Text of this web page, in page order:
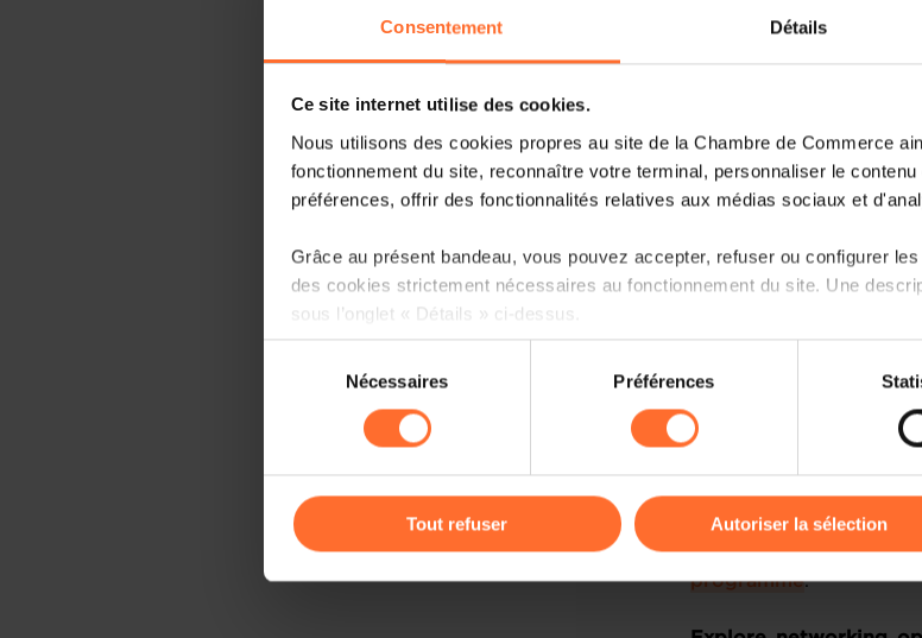
Consentement Détails
Ce site internet utilise des cookies.
Nous utilisons des cookies propres au site de la Chambre de Commerce
fonctionnement du site, reconnaître votre terminal, personnaliser le
préférences, offrir des fonctionnalités relatives aux médias sociaux et
Grâce au présent bandeau, vous pouvez accepter, refuser ou configurer
des cookies strictement nécessaires au fonctionnement du site. Une
sous l’onglet « Détails » ci-dessus.
Il est précisé que la navigation sur le site et certaines fonctionnalités (ex :
sociaux, sauvegarde des préférences de lecture vidéo, personnalisation de
cas de refus de tous les cookies ou des cookies non nécessaires.
gauche de chaque page.
consentement
Nécessaires Préférences
Tout refuser Autoriser la sélection
Luxembourg Trade
journey through a
destinations based on
will travel to all four
Africa and Brazil and
such as the
foster new
markets. Check out our
As
3 trade missions will
Japan. You will have
strategic partnerships,
from around the world.
Stay ahead of the
pavilions will allow
trends, keeping you
programme.